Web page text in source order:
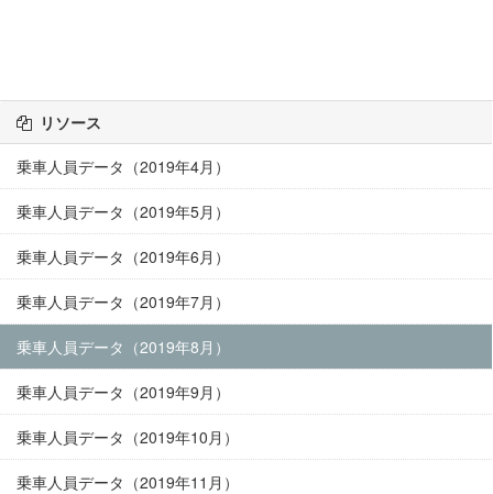
リソース
乗車人員データ（2019年4月）
乗車人員データ（2019年5月）
乗車人員データ（2019年6月）
乗車人員データ（2019年7月）
乗車人員データ（2019年8月）
乗車人員データ（2019年9月）
乗車人員データ（2019年10月）
乗車人員データ（2019年11月）